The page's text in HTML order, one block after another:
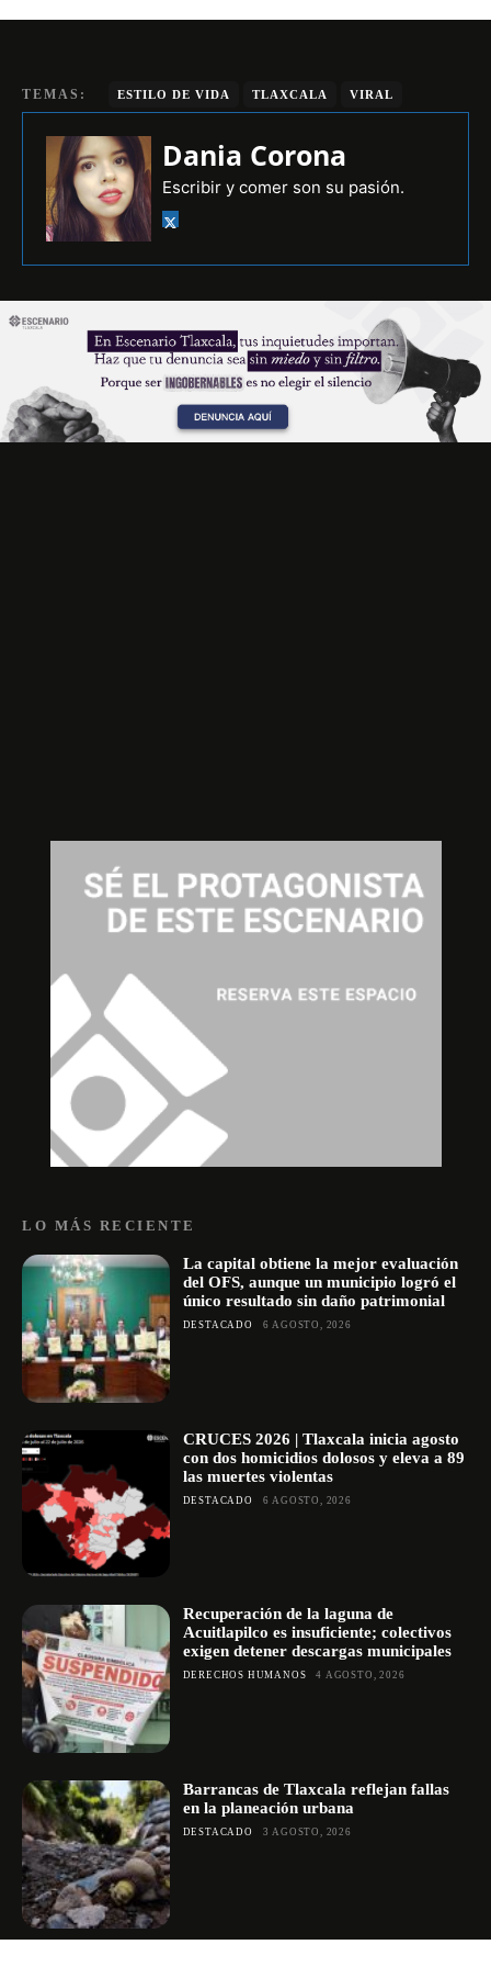
TEMAS: ESTILO DE VIDA TLAXCALA VIRAL
Dania Corona
Escribir y comer son su pasión.
LO MÁS RECIENTE
La capital obtiene la mejor evaluación
del OFS, aunque un municipio logró el
único resultado sin daño patrimonial
DESTACADO 6 AGOSTO, 2026
CRUCES 2026 | Tlaxcala inicia agosto
con dos homicidios dolosos y eleva a 89
las muertes violentas
DESTACADO 6 AGOSTO, 2026
Recuperación de la laguna de
Acuitlapilco es insuficiente; colectivos
exigen detener descargas municipales
DERECHOS HUMANOS 4 AGOSTO, 2026
Barrancas de Tlaxcala reflejan fallas
en la planeación urbana
DESTACADO 3 AGOSTO, 2026